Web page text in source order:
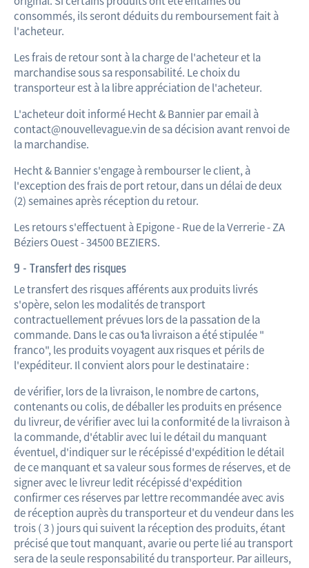
consommés, ils seront déduits du remboursement fait à
l'acheteur.
Les frais de retour sont à la charge de l'acheteur et la
marchandise sous sa responsabilité. Le choix du
transporteur est à la libre appréciation de l'acheteur.
L'acheteur doit informé Hecht & Bannier par email à
contact@nouvellevague.vin de sa décision avant renvoi de
la marchandise.
Hecht & Bannier s'engage à rembourser le client, à
l'exception des frais de port retour, dans un délai de deux
(2) semaines après réception du retour.
Les retours s'effectuent à Epigone - Rue de la Verrerie - ZA
Béziers Ouest - 34500 BEZIERS.
9 - Transfert des risques
Le transfert des risques afférents aux produits livrés
s'opère, selon les modalités de transport
contractuellement prévues lors de la passation de la
commande. Dans le cas où la livraison a été stipulée "
franco", les produits voyagent aux risques et périls de
l'expéditeur. Il convient alors pour le destinataire :
de vérifier, lors de la livraison, le nombre de cartons,
contenants ou colis, de déballer les produits en présence
du livreur, de vérifier avec lui la conformité de la livraison à
la commande, d'établir avec lui le détail du manquant
éventuel, d'indiquer sur le récépissé d'expédition le détail
de ce manquant et sa valeur sous formes de réserves, et de
signer avec le livreur ledit récépissé d'expédition
confirmer ces réserves par lettre recommandée avec avis
de réception auprès du transporteur et du vendeur dans les
trois ( 3 ) jours qui suivent la réception des produits, étant
précisé que tout manquant, avarie ou perte lié au transport
sera de la seule responsabilité du transporteur. Par ailleurs,